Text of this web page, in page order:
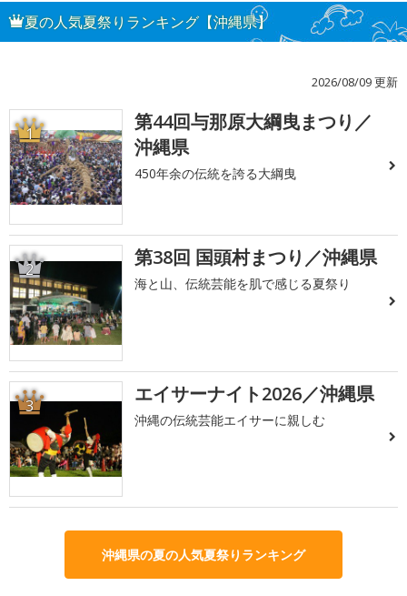
夏の人気夏祭りランキング【沖縄県】
2026/08/09 更新
1
第44回与那原大綱曳まつり／
沖縄県
450年余の伝統を誇る大綱曳
2 第38回 国頭村まつり／沖縄県
海と山、伝統芸能を肌で感じる夏祭り
3 エイサーナイト2026／沖縄県
沖縄の伝統芸能エイサーに親しむ
沖縄県の夏の人気夏祭りランキング